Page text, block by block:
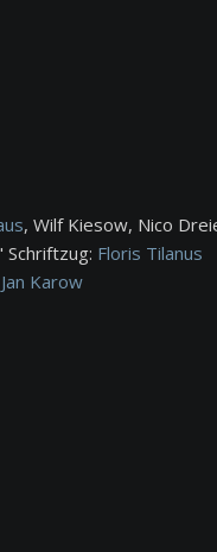
, Wilf Kiesow, Nico
Schriftzug: Floris Tilanus
Jan Karow
auf
als
und